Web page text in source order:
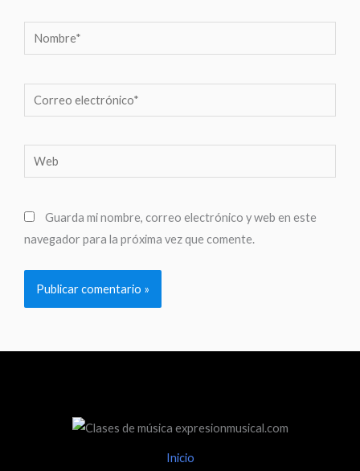
Nombre*
Correo
electrónico*
Web
Guarda mi nombre, correo electrónico y web en este
navegador para la próxima vez que comente.
Inicio